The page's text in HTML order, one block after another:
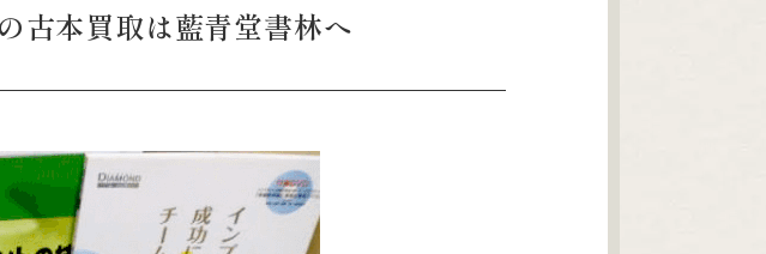
古本買取は藍青堂書林へ